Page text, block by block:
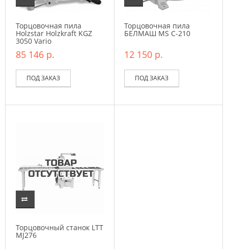
Торцовочная пила
Holzstar Holzkraft KGZ
3050 Vario
85 146 р.
ПОД ЗАКАЗ
Торцовочная пила
БЕЛМАШ MS C-210
12 150 р.
ПОД ЗАКАЗ
Торцовочный станок LTT
MJ276